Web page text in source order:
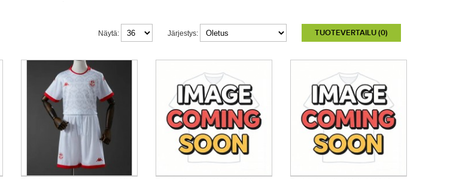
TUOTEVERTAILU (0)
Järjestys:
Näytä: